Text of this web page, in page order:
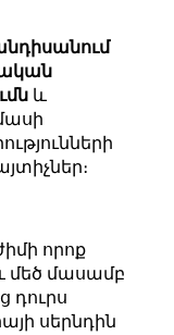
և
որոք
մասամբ
դուրս
սերնդին